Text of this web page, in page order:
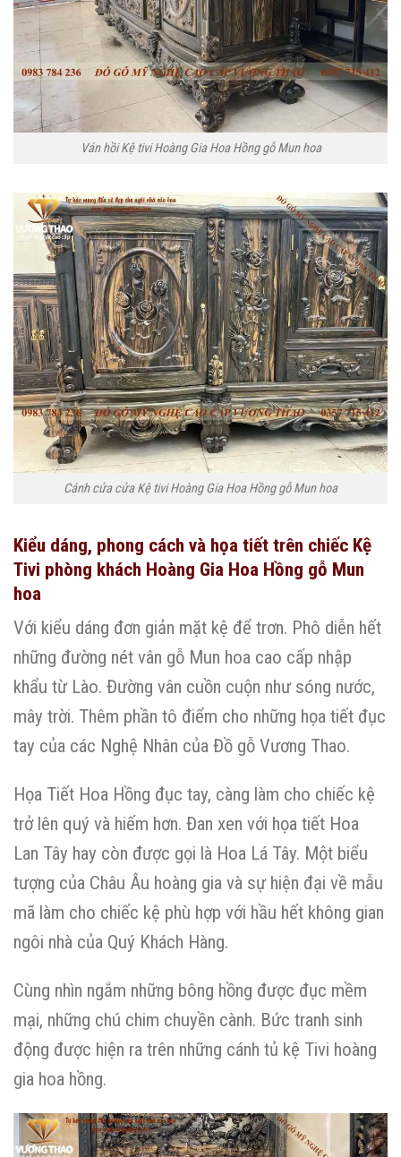
Ván hồi Kệ tivi Hoàng Gia Hoa Hồng gỗ Mun hoa
Cánh cửa cửa Kệ tivi Hoàng Gia Hoa Hồng gỗ Mun hoa
Kiểu dáng, phong cách và họa tiết trên chiếc Kệ
Tivi phòng khách Hoàng Gia Hoa Hồng gỗ Mun
hoa
Với kiểu dáng đơn giản mặt kệ để trơn. Phô diễn hết
những đường nét vân gỗ Mun hoa cao cấp nhập
khẩu từ Lào. Đường vân cuồn cuộn như sóng nước,
mây trời. Thêm phần tô điểm cho những họa tiết đục
tay của các Nghệ Nhân của Đồ gỗ Vương Thao.
Họa Tiết Hoa Hồng đục tay, càng làm cho chiếc kệ
trở lên quý và hiếm hơn. Đan xen với họa tiết Hoa
Lan Tây hay còn được gọi là Hoa Lá Tây. Một biểu
tượng của Châu Âu hoàng gia và sự hiện đại về mẫu
mã làm cho chiếc kệ phù hợp với hầu hết không gian
ngôi nhà của Quý Khách Hàng.
Cùng nhìn ngắm những bông hồng được đục mềm
mại, những chú chim chuyền cành. Bức tranh sinh
động được hiện ra trên những cánh tủ kệ Tivi hoàng
gia hoa hồng.